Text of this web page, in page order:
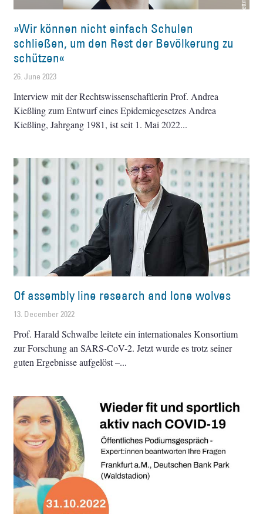
»Wir können nicht einfach Schulen
schließen, um den Rest der Bevölkerung zu
schützen«
26. June 2023
Interview mit der Rechtswissenschaftlerin Prof. Andrea
Kießling zum Entwurf eines Epidemiegesetzes Andrea
Kießling, Jahrgang 1981, ist seit 1. Mai 2022
Of assembly line research and lone wolves
13. December 2022
Prof. Harald Schwalbe leitete ein internationales Konsortium
zur Forschung an SARS-CoV-2. Jetzt wurde es trotz seiner
guten Ergebnisse aufgelöst –